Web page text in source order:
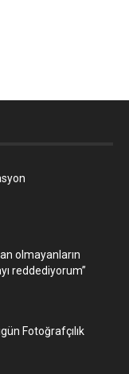
olmayanların
reddediyorum”
Fotoğrafçılık